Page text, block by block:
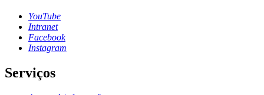
YouTube
Intranet
Facebook
Instagram
Serviços